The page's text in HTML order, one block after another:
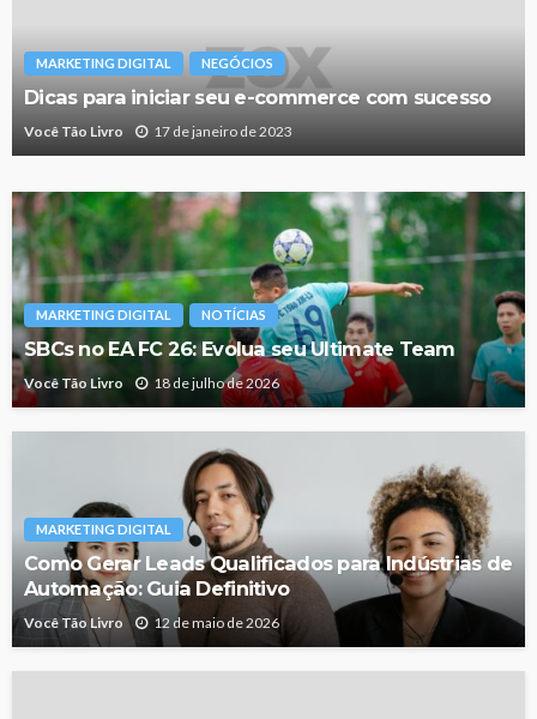
MARKETING DIGITAL NEGÓCIOS
Dicas para iniciar seu e-commerce com sucesso
Você Tão Livro 17 de janeiro de 2023
MARKETING DIGITAL NOTÍCIAS
SBCs no EA FC 26: Evolua seu Ultimate Team
Você Tão Livro 18 de julho de 2026
MARKETING DIGITAL
Como Gerar Leads Qualificados para Indústrias de
Automação: Guia Definitivo
Você Tão Livro 12 de maio de 2026